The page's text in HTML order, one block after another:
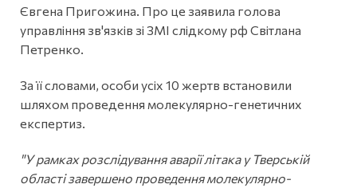
Євгена Пригожина. Про це заявила голова
управління зв'язків зі ЗМІ слідкому рф Світлана
Петренко.
За її словами, особи усіх 10 жертв встановили
шляхом проведення молекулярно-генетичних
експертиз.
"У рамках розслідування аварії літака у Тверській
області завершено проведення молекулярно-